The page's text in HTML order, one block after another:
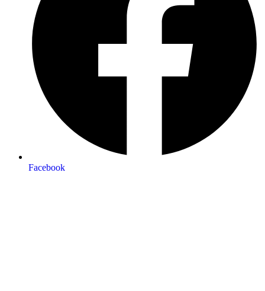
Facebook